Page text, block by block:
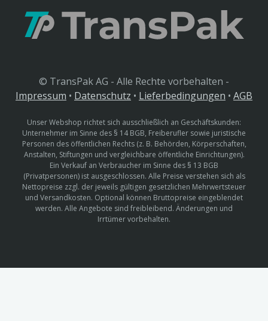
© TransPak AG - Alle Rechte vorbehalten -
Impressum • Datenschutz • Lieferbedingungen • AGB
Unser Webshop richtet sich ausschließlich an Geschäftskunden:
Unternehmer im Sinne des § 14 BGB, Freiberufler sowie juristische
Personen des öffentlichen Rechts (z. B. Behörden, Körperschaften,
Anstalten, Stiftungen und vergleichbare öffentliche Einrichtungen).
Ein Verkauf an Verbraucher im Sinne des § 13 BGB
(Privatpersonen) ist ausgeschlossen. Alle Preise verstehen sich als
Nettopreise zzgl. der jeweils gültigen gesetzlichen Mehrwertsteuer
und Versandkosten. Optional können Bruttopreise eingeblendet
werden. Alle Angebote sind freibleibend. Änderungen und
Irrtümer vorbehalten.